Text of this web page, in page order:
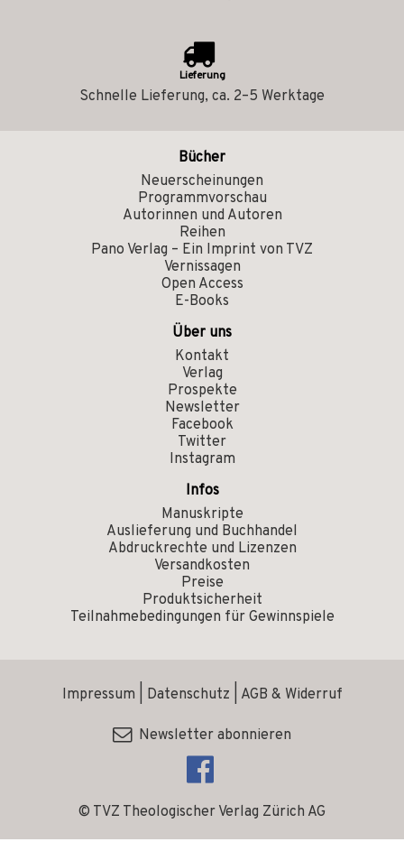
Lieferung
Schnelle Lieferung, ca. 2–5 Werktage
Bücher
Neuerscheinungen
Programmvorschau
Autorinnen und Autoren
Reihen
Pano Verlag – Ein Imprint von TVZ
Vernissagen
Open Access
E-Books
Über uns
Kontakt
Verlag
Prospekte
Newsletter
Facebook
Twitter
Instagram
Infos
Manuskripte
Auslieferung und Buchhandel
Abdruckrechte und Lizenzen
Versandkosten
Preise
Produktsicherheit
Teilnahmebedingungen für Gewinnspiele
© TVZ Theologischer Verlag Zürich AG
Impressum Datenschutz AGB & Widerruf
Newsletter abonnieren